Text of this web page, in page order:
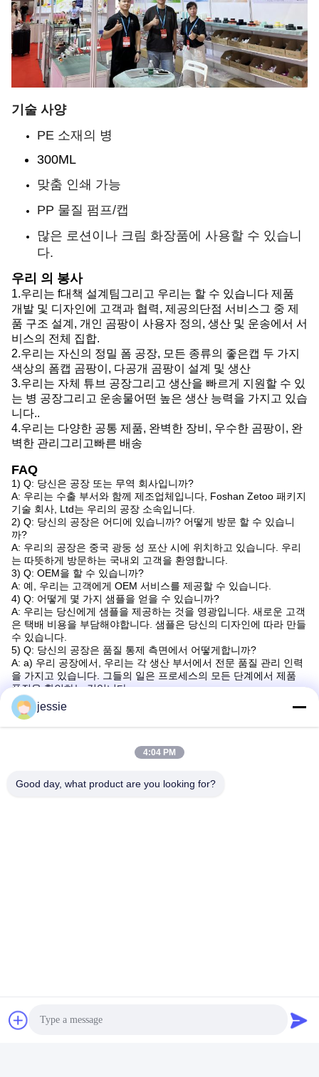
기술 사양
PE 소재의 병
300ML
맞춤 인쇄 가능
PP 물질 펌프/캡
많은 로션이나 크림 화장품에 사용할 수 있습니
다.
우리 의 봉사
1.우리는 f대책 설계팀 그리고 우리는 할 수 있습니다 제품
개발 및 디자인에 고객과 협력, 제공의 단점 서비스그 중 제
품 구조 설계, 개인 곰팡이 사용자 정의, 생산 및 운송에서 서
비스의 전체 집합.
2.우리는 자신의 정밀 폼 공장, 모든 종류의 좋은캡 두 가지
색상의 폼캡 곰팡이, 다공개 곰팡이 설계 및 생산
3.우리는 자체 튜브 공장그리고 생산을 빠르게 지원할 수 있
는 병 공장그리고 운송물어떤 높은 생산 능력을 가지고 있습
니다..
4.우리는 다양한 공통 제품, 완벽한 장비, 우수한 곰팡이, 완
벽한 관리 그리고빠른 배송
FAQ
1) Q: 당신은 공장 또는 무역 회사입니까?
A: 우리는 수출 부서와 함께 제조업체입니다, Foshan Zetoo 패키지
기술 회사, Ltd는 우리의 공장 소속입니다.
2) Q: 당신의 공장은 어디에 있습니까? 어떻게 방문 할 수 있습니
까?
A: 우리의 공장은 중국 광둥 성 포산 시에 위치하고 있습니다. 우리
는 따뜻하게 방문하는 국내외 고객을 환영합니다.
3) Q: OEM을 할 수 있습니까?
A: 예, 우리는 고객에게 OEM 서비스를 제공할 수 있습니다.
4) Q: 어떻게 몇 가지 샘플을 얻을 수 있습니까?
A: 우리는 당신에게 샘플을 제공하는 것을 영광입니다. 새로운 고객
은 택배 비용을 부담해야합니다. 샘플은 당신의 디자인에 따라 만들
수 있습니다.
5) Q: 당신의 공장은 품질 통제 측면에서 어떻게합니까?
A: a) 우리 공장에서, 우리는 각 생산 부서에서 전문 품질 관리 인력
을 가지고 있습니다. 그들의 일은 프로세스의 모든 단계에서 제품
품질을 확인하는 것입니다.
b) 전문 인력 이 생산 및 포장 도중 모든 세부 사항 을 관리 합니다.
c) 또한 우리의 판매 직원은 항상 품질과 세부 사항에 대한 책임이,
그들은 고객보다는 자신의 / 그녀의 생산에 큰 관심을 기울여야 합
jessie
4:04 PM
Good day, what product are you looking for?